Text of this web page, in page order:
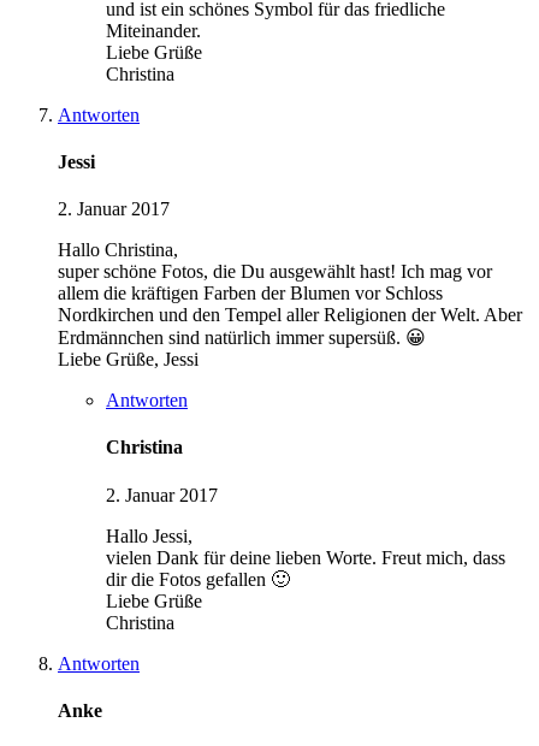
und ist ein schönes Symbol für das friedliche
Miteinander.
Liebe Grüße
Christina
Antworten
Jessi
2. Januar 2017
Hallo Christina,
super schöne Fotos, die Du ausgewählt hast! Ich mag vor
allem die kräftigen Farben der Blumen vor Schloss
Nordkirchen und den Tempel aller Religionen der Welt. Aber
Erdmännchen sind natürlich immer supersüß. 😀
Liebe Grüße, Jessi
Antworten
Christina
2. Januar 2017
Hallo Jessi,
vielen Dank für deine lieben Worte. Freut mich, dass
dir die Fotos gefallen 🙂
Liebe Grüße
Christina
Antworten
Anke